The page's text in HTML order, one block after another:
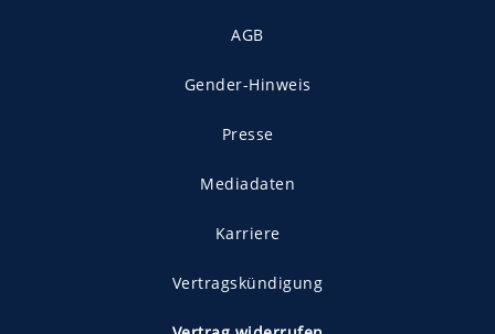
AGB
Gender-Hinweis
Presse
Mediadaten
Karriere
Vertragskündigung